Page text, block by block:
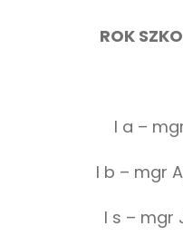
ROK
I a –
I b – mgr
I s – mgr